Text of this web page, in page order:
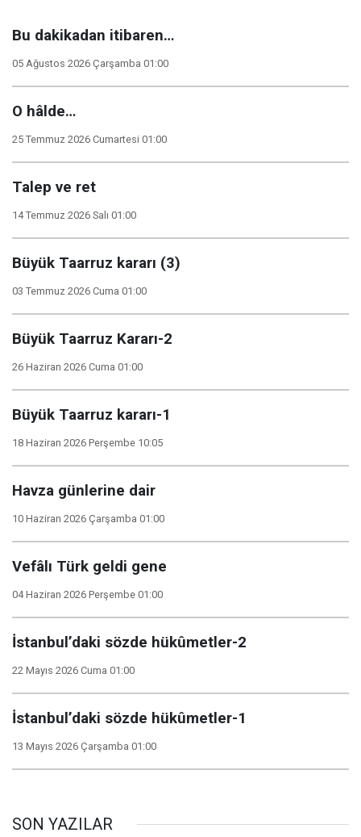
Bu dakikadan itibaren…
05 Ağustos 2026 Çarşamba 01:00
O hâlde…
25 Temmuz 2026 Cumartesi 01:00
Talep ve ret
14 Temmuz 2026 Salı 01:00
Büyük Taarruz kararı (3)
03 Temmuz 2026 Cuma 01:00
Büyük Taarruz Kararı-2
26 Haziran 2026 Cuma 01:00
Büyük Taarruz kararı-1
18 Haziran 2026 Perşembe 10:05
Havza günlerine dair
10 Haziran 2026 Çarşamba 01:00
Vefâlı Türk geldi gene
04 Haziran 2026 Perşembe 01:00
İstanbul’daki sözde hükûmetler-2
22 Mayıs 2026 Cuma 01:00
İstanbul’daki sözde hükûmetler-1
13 Mayıs 2026 Çarşamba 01:00
SON YAZILAR